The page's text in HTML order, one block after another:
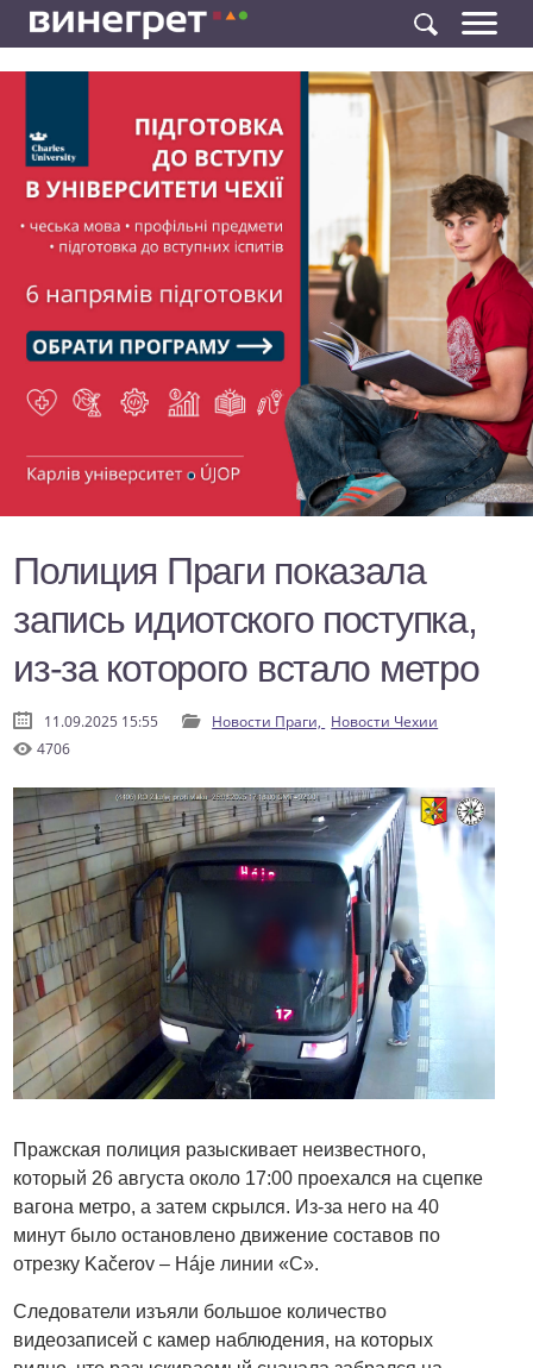
Полиция Праги показала
запись идиотского поступка,
из-за которого встало метро
11.09.2025 15:55 Новости Праги, Новости Чехии
4706
Пражская полиция разыскивает неизвестного,
который 26 августа около 17:00 проехался на сцепке
вагона метро, а затем скрылся. Из-за него на 40
минут было остановлено движение составов по
отрезку Kačerov – Háje линии «С».
Следователи изъяли большое количество
видеозаписей с камер наблюдения, на которых